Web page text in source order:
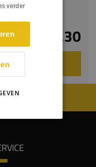
€ 61,30
MET EEN 8.8
verder